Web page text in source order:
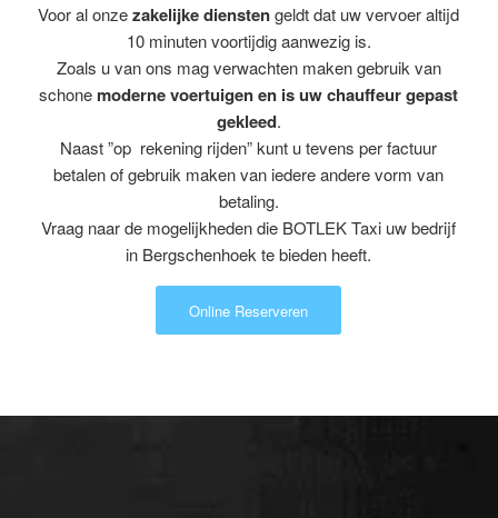
Voor al onzezakelijke dienstengeldt dat uw vervoer altijd
10 minuten voortijdig aanwezig is.
Zoals u van ons mag verwachten maken gebruik van
schone moderne voertuigen en is uw chauffeur gepast
gekleed.
Naast ”op rekening rijden” kunt u tevens per factuur
betalen of gebruik maken van iedere andere vorm van
betaling.
Vraag naar de mogelijkheden die BOTLEK Taxi uw bedrijf
in Bergschenhoek te bieden heeft.
Online Reserveren